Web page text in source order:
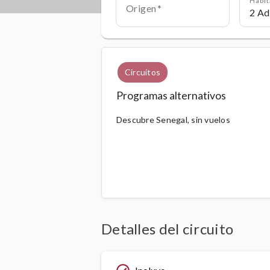
Origen
Circuitos
Programas alternativos
Descubre Senegal, sin vuelos
Detalles del circuito